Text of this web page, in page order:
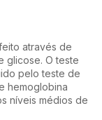
através de
glicose. O teste
pelo teste de
hemoglobina
níveis médios de